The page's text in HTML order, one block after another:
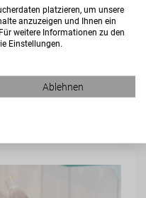
bis zur exotischen
Auszubildende
platzieren, um unsere
anzuzeigen und Ihnen ein
weitere Informationen zu den
Einstellungen.
Ablehnen